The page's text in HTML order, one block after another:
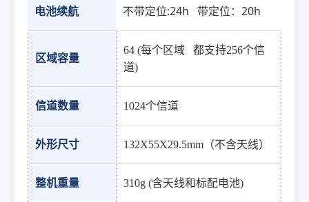
电池续航 不带定位:24h 带定位：20h
区域容量
64 (每个区域 都支持256个信
道)
信道数量 1024个信道
外形尺寸 132X55X29.5mm（不含天线）
整机重量 310g (含天线和标配电池)